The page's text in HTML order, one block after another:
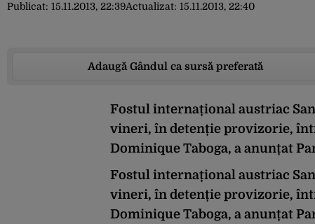
Publicat: 15.11.2013, 22:39Actualizat: 15.11.2013, 22:40
Adaugă Gândul ca sursă preferată
Fostul internațional austriac
vineri, în detenție provizorie,
Dominique Taboga, a anunțat
Fostul internațional austriac
vineri, în detenție provizorie,
Dominique Taboga, a anunțat